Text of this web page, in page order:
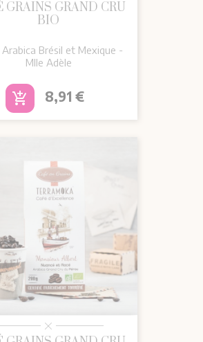
GRAINS GRAND CRU
BIO
Brésil et Mexique -
Mlle Adèle
add_shopping_cart Prix
8,91 €